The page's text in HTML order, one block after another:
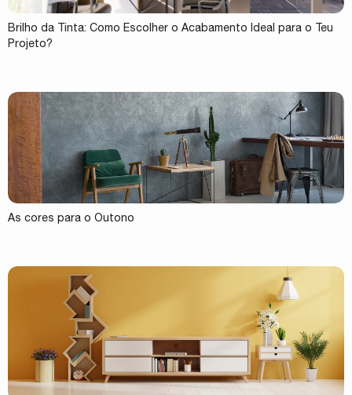
Brilho da Tinta: Como Escolher o Acabamento Ideal para o Teu
Projeto?
As cores para o Outono